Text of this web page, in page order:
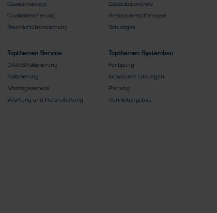
Gaswarnanlage
Qualitätssicherung
Raumluftüberwachung
Qualitätskontrolle
Restsauerstoffanalyse
Schutzgas
Topthemen Service
DAkkS Kalibrierung
Kalibrierung
Montageservice
Wartung und Instandhaltung
Topthemen Systembau
Fertigung
Individuelle Lösungen
Planung
Rohrleitungsbau